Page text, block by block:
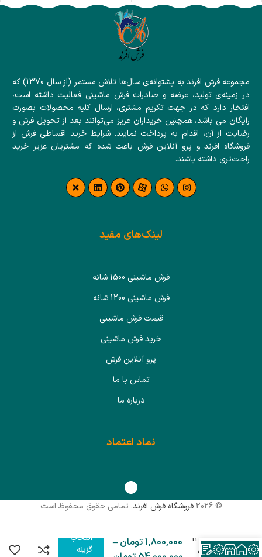
مجموعه فرش افرند به پشتوانه‌ی سال‌ها تلاش مستمر (از سال 1370) که
در زمینه‌ی تولید، عرضه و صادرات فرش ماشینی فعالیت داشته است،
افتخار دارد که در جهت تکریم مشتری، ارسال کلیه محصولات بصورت
رایگان می باشد، همچنین خریداران عزیز می‌توانند بعد از تحویل فرش و
رضایت از آن، اقدام به پرداخت نمایند. شرایط خرید اقساطی فرش از
فروشگاه افرند و پرو آنلاین فرش باعث شده که مشتریان عزیز خرید
راحت‌تری داشته باشند.
لینک‌های مفید
فرش ماشینی 1500 شانه
فرش ماشینی 1200 شانه
قیمت فرش ماشینی
خرید فرش ماشینی
پرو آنلاین فرش
تماس با ما
درباره ما
نماد اعتماد
© 2026 فروشگاه فرش افرند. تمامی حقوق محفوظ است
افرند 1200
شانه گل
1,800,000تومان –
انتخاب
گزینه